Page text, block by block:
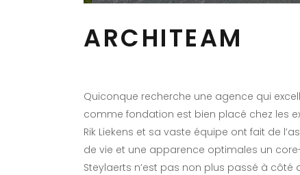
ARCHITEAM
Quiconque recherche une agence qui
comme fondation est bien placé chez les
Rik Liekens et sa vaste équipe ont fait de
de vie et une apparence optimales un
Steylaerts n’est pas non plus passé à